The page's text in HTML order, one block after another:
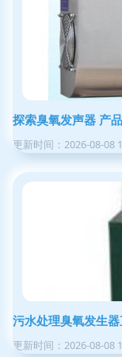
探索臭氧发声器 产
更新时间：2026-08-08
污水处理臭氧发生
更新时间：2026-08-08